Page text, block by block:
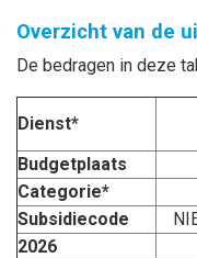
Overzicht van de
De bedragen in deze
Dienst*
Budgetplaats
Categorie*
Subsidiecode
2026